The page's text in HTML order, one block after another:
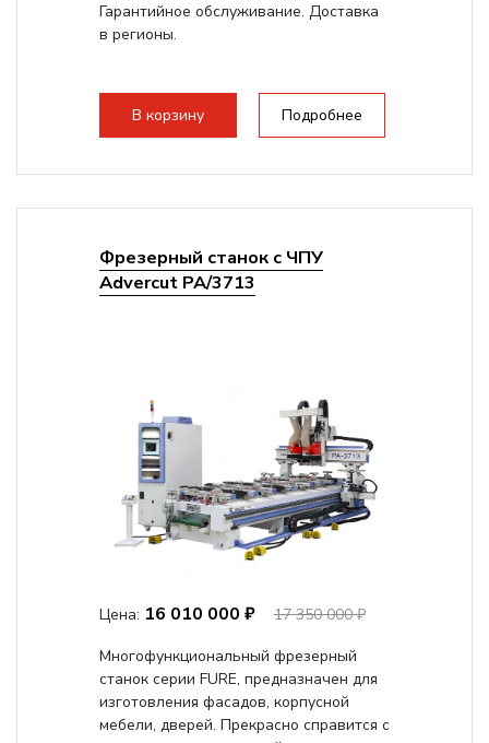
Гарантийное обслуживание. Доставка
в регионы.
В корзину Подробнее
Фрезерный станок с ЧПУ
Advercut PA/3713
Цена: 16 010 000 ₽
17 350 000 ₽
Многофункциональный фрезерный
станок серии FURE, предназначен для
изготовления фасадов, корпусной
мебели, дверей. Прекрасно справится с